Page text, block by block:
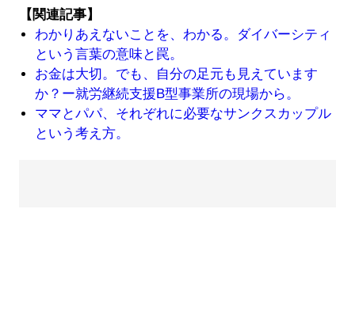
【関連記事】
わかりあえないことを、わかる。ダイバーシティ
という言葉の意味と罠。
お金は大切。でも、自分の足元も見えています
か？ー就労継続支援B型事業所の現場から。
ママとパパ、それぞれに必要なサンクスカップル
という考え方。